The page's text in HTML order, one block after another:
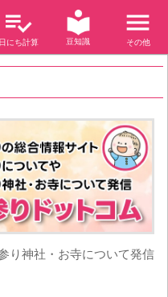
日にち計算 豆知識 その他
り神社・お寺について発信